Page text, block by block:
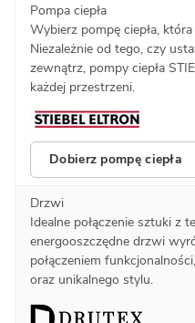
Pompa ciepła
Wybierz pompę ciepła,
Niezależnie od tego, czy
zewnątrz, pompy ciepła
każdej przestrzeni.
Dobierz pompę ciepła
Drzwi
Idealne połączenie sztuki z
energooszczędne drzwi
połączeniem
oraz unikalnego stylu.